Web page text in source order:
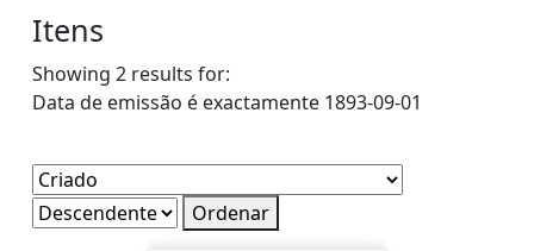
Itens
Showing 2 results for:
Data de emissão é exactamente 1893-09-01
Ordenar